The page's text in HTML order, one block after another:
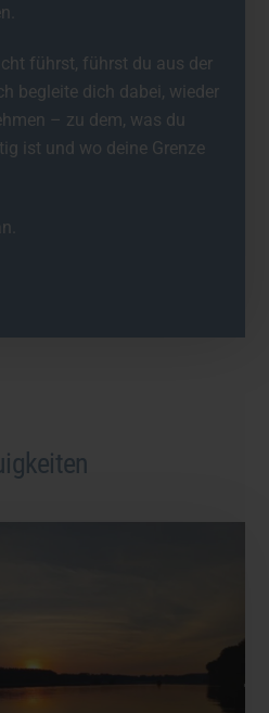
führst, führst du aus der
begleite dich dabei, wieder
– zu dem, was du
ist und wo deine Grenze